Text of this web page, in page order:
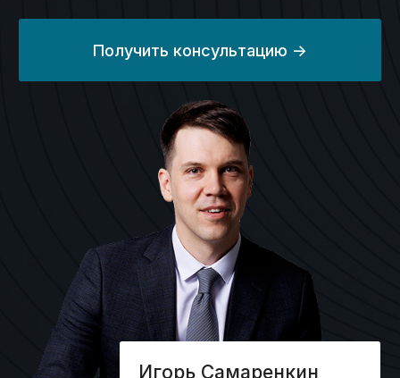
Главный эксперт «KaznaHelp»
Биография и квалификация ->
выведенных
по контрактам
в 2025 году
с 2014 года
занимаемся
казначейским
сопровождением
на 80%